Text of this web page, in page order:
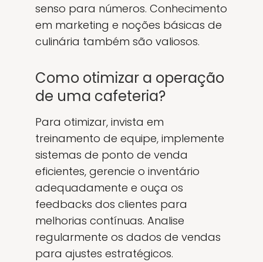
senso para números. Conhecimento
em marketing e noções básicas de
culinária também são valiosos.
Como otimizar a operação
de uma cafeteria?
Para otimizar, invista em
treinamento de equipe, implemente
sistemas de ponto de venda
eficientes, gerencie o inventário
adequadamente e ouça os
feedbacks dos clientes para
melhorias contínuas. Analise
regularmente os dados de vendas
para ajustes estratégicos.